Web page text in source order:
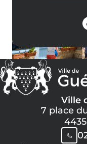
Ville
7 place